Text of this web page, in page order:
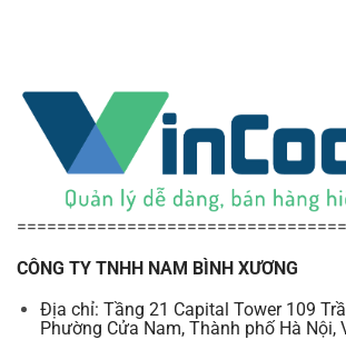
CÔNG TY TNHH NAM BÌNH XƯƠNG
Địa chỉ: Tầng 21 Capital Tower 109
Phường Cửa Nam, Thành phố Hà Nội,